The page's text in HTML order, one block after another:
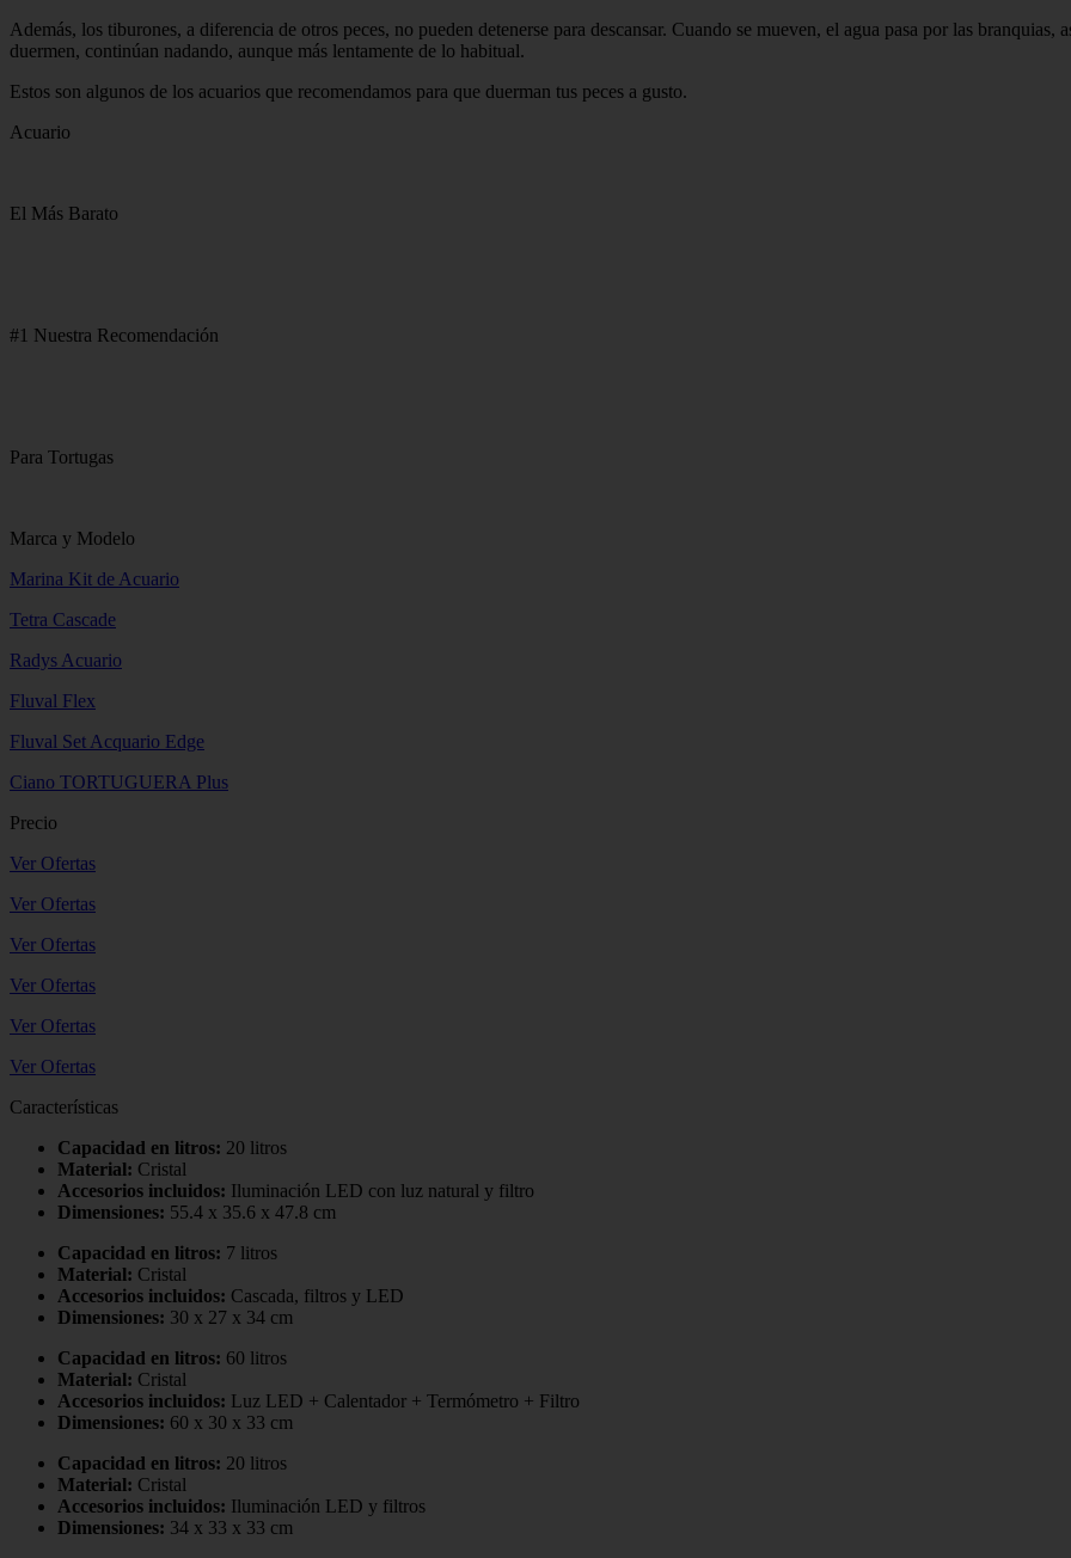
Además, los tiburones, a diferencia de otros peces, no pueden detenerse para descansar. Cuando se mueven, el agua pasa por las
duermen, continúan nadando, aunque más lentamente de lo habitual.
Estos son algunos de los acuarios que recomendamos para que duerman tus peces a gusto.
Acuario
El Más Barato
#1 Nuestra Recomendación
Para Tortugas
Marca y Modelo
Marina Kit de Acuario
Tetra Cascade
Radys Acuario
Fluval Flex
Fluval Set Acquario Edge
Ciano TORTUGUERA Plus
Precio
Ver Ofertas
Ver Ofertas
Ver Ofertas
Ver Ofertas
Ver Ofertas
Ver Ofertas
Características
Capacidad en litros: 20 litros
Material: Cristal
Accesorios incluidos: Iluminación LED con luz natural y filtro
Dimensiones: 55.4 x 35.6 x 47.8 cm
Capacidad en litros: 7 litros
Material: Cristal
Accesorios incluidos: Cascada, filtros y LED
Dimensiones: 30 x 27 x 34 cm
Capacidad en litros: 60 litros
Material: Cristal
Accesorios incluidos: Luz LED + Calentador + Termómetro + Filtro
Dimensiones: 60 x 30 x 33 cm
Capacidad en litros: 20 litros
Material: Cristal
Accesorios incluidos: Iluminación LED y filtros
Dimensiones: 34 x 33 x 33 cm